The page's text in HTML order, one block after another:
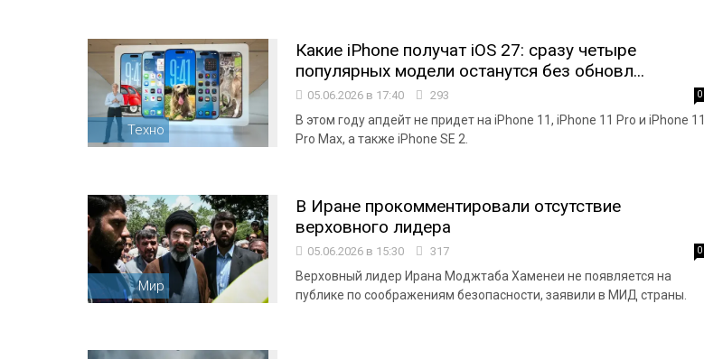
Техно
Какие iPhone получат iOS 27: сразу четыре
популярных модели останутся без обновл...
05.06.2026 в 17:40 293 0
В этом году апдейт не придет на iPhone 11, iPhone 11 Pro и iPhone 11
Pro Max, а также iPhone SE 2.
Мир
В Иране прокомментировали отсутствие
верховного лидера
05.06.2026 в 15:30 317 0
Верховный лидер Ирана Моджтаба Хаменеи не появляется на
публике по соображениям безопасности, заявили в МИД страны.